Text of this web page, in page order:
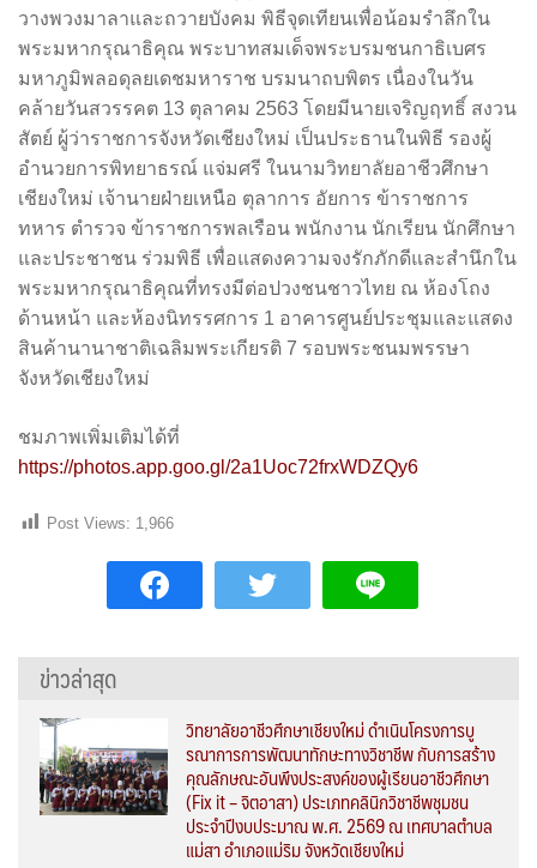
วางพวงมาลาและถวายบังคม พิธีจุดเทียนเพื่อน้อมรำลึกใน
พระมหากรุณาธิคุณ พระบาทสมเด็จพระบรมชนกาธิเบศร
มหาภูมิพลอดุลยเดชมหาราช บรมนาถบพิตร เนื่องในวัน
คล้ายวันสวรรคต 13 ตุลาคม 2563 โดยมีนายเจริญฤทธิ์ สงวน
สัตย์ ผู้ว่าราชการจังหวัดเชียงใหม่ เป็นประธานในพิธี รองผู้
อำนวยการพิทยาธรณ์ แจ่มศรี ในนามวิทยาลัยอาชีวศึกษา
เชียงใหม่ เจ้านายฝ่ายเหนือ ตุลาการ อัยการ ข้าราชการ
ทหาร ตำรวจ ข้าราชการพลเรือน พนักงาน นักเรียน นักศึกษา
และประชาชน ร่วมพิธี เพื่อแสดงความจงรักภักดีและสำนึกใน
พระมหากรุณาธิคุณที่ทรงมีต่อปวงชนชาวไทย ณ ห้องโถง
ด้านหน้า และห้องนิทรรศการ 1 อาคารศูนย์ประชุมและแสดง
สินค้านานาชาติเฉลิมพระเกียรติ 7 รอบพระชนมพรรษา
จังหวัดเชียงใหม่
ชมภาพเพิ่มเติมได้ที่
https://photos.app.goo.gl/2a1Uoc72frxWDZQy6
Post Views: 1,966
ข่าวล่าสุด
วิทยาลัยอาชีวศึกษาเชียงใหม่ ดำเนินโครงการบู
รณาการการพัฒนาทักษะทางวิชาชีพ กับการสร้าง
คุณลักษณะอันพึงประสงค์ของผู้เรียนอาชีวศึกษา
(Fix it – จิตอาสา) ประเภทคลินิกวิชาชีพชุมชน
ประจำปีงบประมาณ พ.ศ. 2569 ณ เทศบาลตำบล
แม่สา อำเภอแม่ริม จังหวัดเชียงใหม่